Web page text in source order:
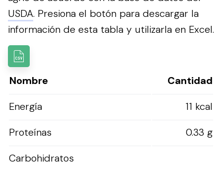
USDA. Presiona el botón para descargar la
información de esta tabla y utilizarla en Excel.
Nombre
Cantidad
Energía
11 kcal
Proteínas
0.33 g
Carbohidratos